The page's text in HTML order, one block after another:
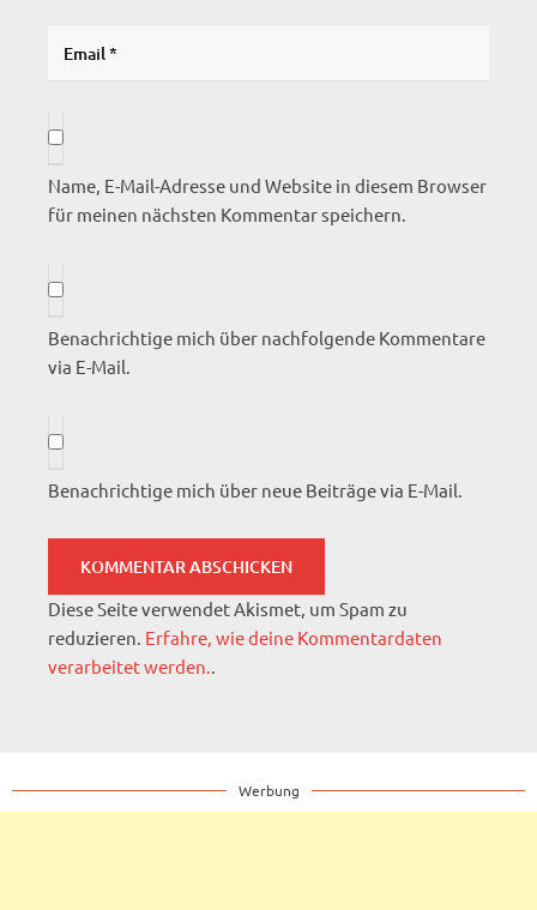
Name, E-Mail-Adresse und Website in diesem Browser
für meinen nächsten Kommentar speichern.
Benachrichtige mich über nachfolgende Kommentare
via E-Mail.
Benachrichtige mich über neue Beiträge via E-Mail.
Diese Seite verwendet Akismet, um Spam zu
reduzieren. Erfahre, wie deine Kommentardaten
verarbeitet werden..
Werbung